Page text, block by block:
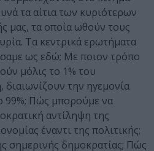
τα αίτια των κυριότερων
μας, τα οποία ωθούν τους
Τα κεντρικά ερωτήματα
ως εδώ; Με ποιον τρόπο
μόλις το 1% του
την ηγεμονία
99%; Πώς μπορούμε να
αντίληψη της
έναντι της πολιτικής;
σημερινής δημοκρατίας; Πώς